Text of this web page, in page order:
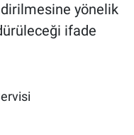
yönelik
ifade